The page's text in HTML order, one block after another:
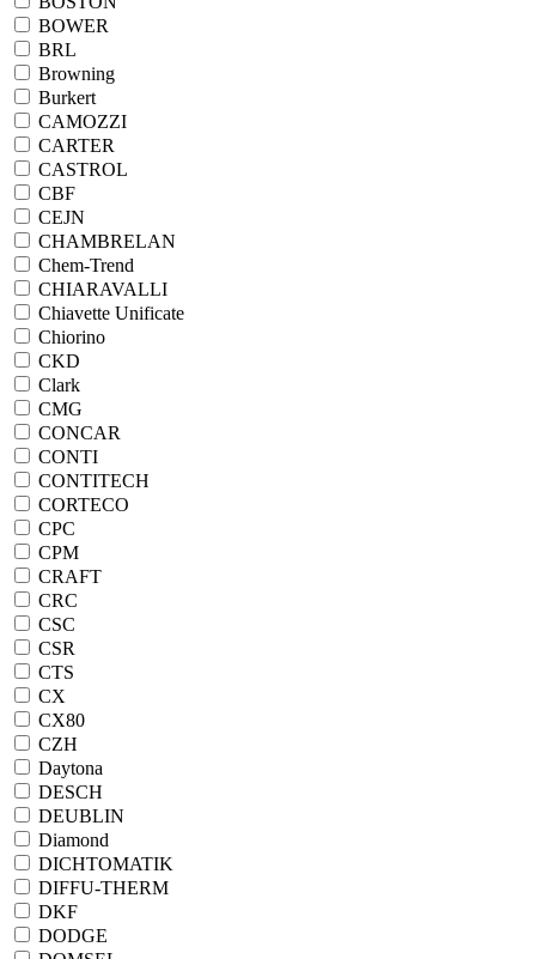
BOWER
BRL
Browning
Burkert
CAMOZZI
CARTER
CASTROL
CBF
CEJN
CHAMBRELAN
Chem-Trend
CHIARAVALLI
Chiavette Unificate
Chiorino
CKD
Clark
CMG
CONCAR
CONTI
CONTITECH
CORTECO
CPC
CPM
CRAFT
CRC
CSC
CSR
CTS
CX
CX80
CZH
Daytona
DESCH
DEUBLIN
Diamond
DICHTOMATIK
DIFFU-THERM
DKF
DODGE